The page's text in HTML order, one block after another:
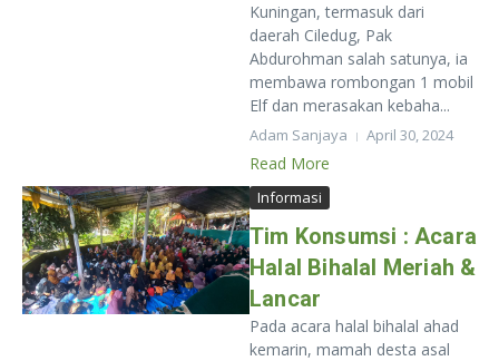
Kuningan, termasuk dari
daerah Ciledug, Pak
Abdurohman salah satunya, ia
membawa rombongan 1 mobil
Elf dan merasakan kebaha...
Adam Sanjaya April 30, 2024
Read More
Informasi
Tim Konsumsi : Acara
Halal Bihalal Meriah &
Lancar
Pada acara halal bihalal ahad
kemarin, mamah desta asal